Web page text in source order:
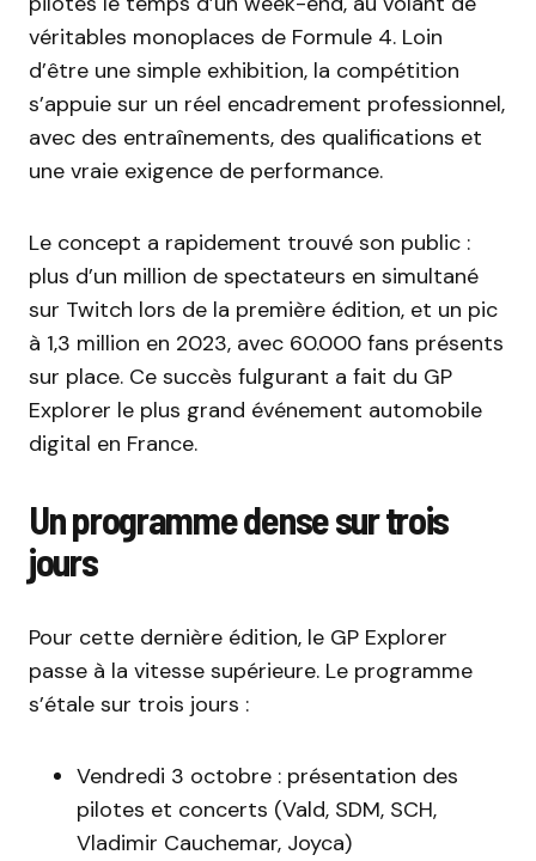
véritables monoplaces de Formule 4. Loin
d’être une simple exhibition, la compétition
s’appuie sur un réel encadrement professionnel,
avec des entraînements, des qualifications et
une vraie exigence de performance.
Le concept a rapidement trouvé son public :
plus d’un million de spectateurs en simultané
sur Twitch lors de la première édition, et un pic
à 1,3 million en 2023, avec 60.000 fans présents
sur place. Ce succès fulgurant a fait du GP
Explorer le plus grand événement automobile
digital en France.
Un programme dense sur trois
jours
Pour cette dernière édition, le GP Explorer
passe à la vitesse supérieure. Le programme
s’étale sur trois jours :
Vendredi 3 octobre : présentation des
pilotes et concerts (Vald, SDM, SCH,
Vladimir Cauchemar, Joyca)